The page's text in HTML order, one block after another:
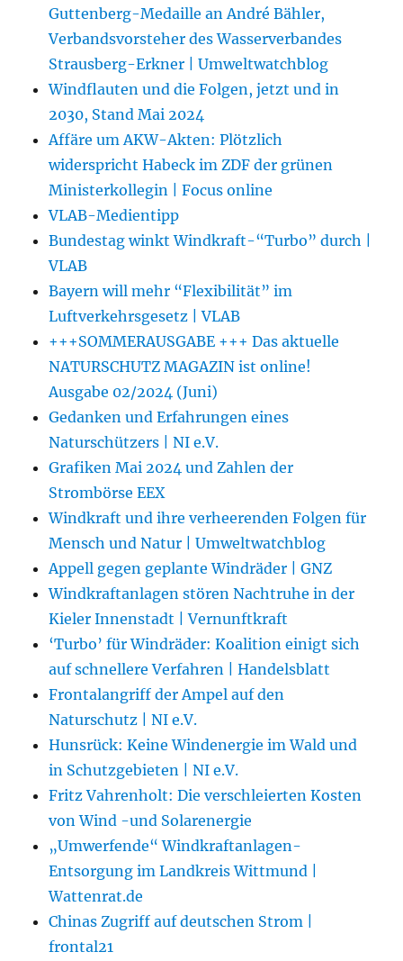
Guttenberg-Medaille an André Bähler,
Verbandsvorsteher des Wasserverbandes
Strausberg-Erkner | Umweltwatchblog
Windflauten und die Folgen, jetzt und in
2030, Stand Mai 2024
Affäre um AKW-Akten: Plötzlich
widerspricht Habeck im ZDF der grünen
Ministerkollegin | Focus online
VLAB-Medientipp
Bundestag winkt Windkraft-“Turbo” durch |
VLAB
Bayern will mehr “Flexibilität” im
Luftverkehrsgesetz | VLAB
+++SOMMERAUSGABE +++ Das aktuelle
NATURSCHUTZ MAGAZIN ist online!
Ausgabe 02/2024 (Juni)
Gedanken und Erfahrungen eines
Naturschützers | NI e.V.
Grafiken Mai 2024 und Zahlen der
Strombörse EEX
Windkraft und ihre verheerenden Folgen für
Mensch und Natur | Umweltwatchblog
Appell gegen geplante Windräder | GNZ
Windkraftanlagen stören Nachtruhe in der
Kieler Innenstadt | Vernunftkraft
‘Turbo’ für Windräder: Koalition einigt sich
auf schnellere Verfahren | Handelsblatt
Frontalangriff der Ampel auf den
Naturschutz | NI e.V.
Hunsrück: Keine Windenergie im Wald und
in Schutzgebieten | NI e.V.
Fritz Vahrenholt: Die verschleierten Kosten
von Wind -und Solarenergie
„Umwerfende“ Windkraftanlagen-
Entsorgung im Landkreis Wittmund |
Wattenrat.de
Chinas Zugriff auf deutschen Strom |
frontal21